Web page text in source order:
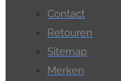
Contact
Retouren
Sitemap
Merken